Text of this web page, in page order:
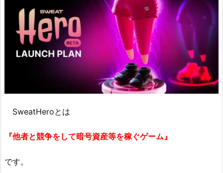
SweatHeroとは
『他者と競争をして暗号資産等を稼ぐゲーム』
です。